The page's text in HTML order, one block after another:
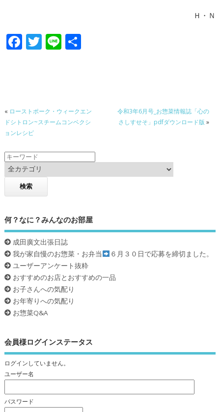
Ｈ・Ｎ
F
o
o
k
T Li 共
« ローストポーク・ウィークエン
ドシトロン~スチームコンベクシ
ョンレシピ
令和3年6月号_お惣菜情報誌「心の
さしすせそ」pdfダウンロード版 »
何？なに？みんなのお部屋
成田廣文出張日誌
我が家自慢のお惣菜・お弁当
６月３０日で応募を締切ました。
ユーザーアンケート抜粋
おすすめのお店とおすすめの一品
お子さんへの気配り
お年寄りへの気配り
お惣菜Q&A
会員様ログインステータス
ログインしていません。
ユーザー名
パスワード